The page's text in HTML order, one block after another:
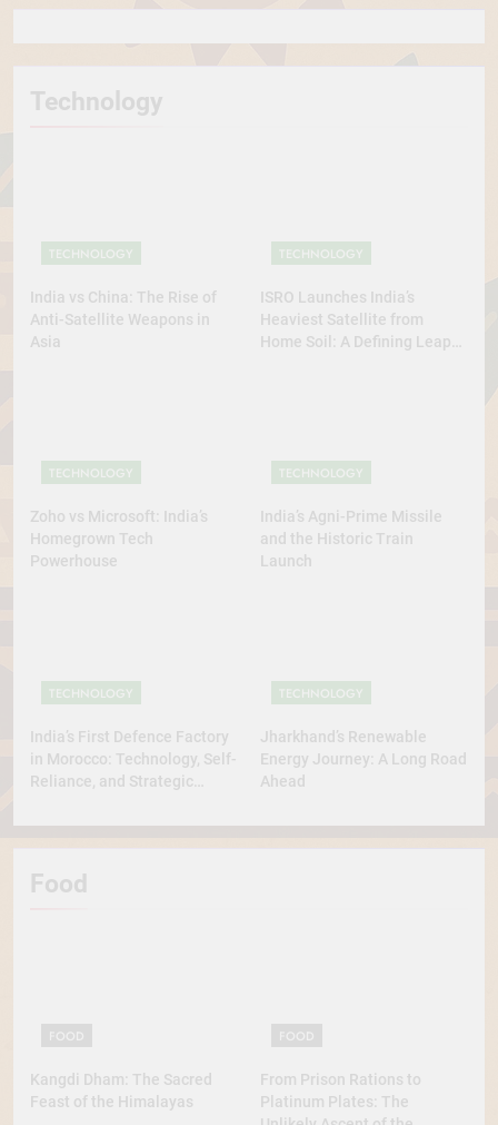
Technology
TECHNOLOGY
India vs China: The Rise of
Anti-Satellite Weapons in
Asia
TECHNOLOGY
ISRO Launches India’s
Heaviest Satellite from
Home Soil: A Defining Leap
TECHNOLOGY
Zoho vs Microsoft: India’s
Homegrown Tech
Powerhouse
TECHNOLOGY
India’s Agni-Prime Missile
and the Historic Train
Launch
TECHNOLOGY
India’s First Defence Factory
in Morocco: Technology, Self-
Reliance, and Strategic
TECHNOLOGY
Jharkhand’s Renewable
Energy Journey: A Long Road
Ahead
Food
Kangdi Dham: The Sacred
Feast of the Himalayas
From Prison Rations to
Platinum Plates: The